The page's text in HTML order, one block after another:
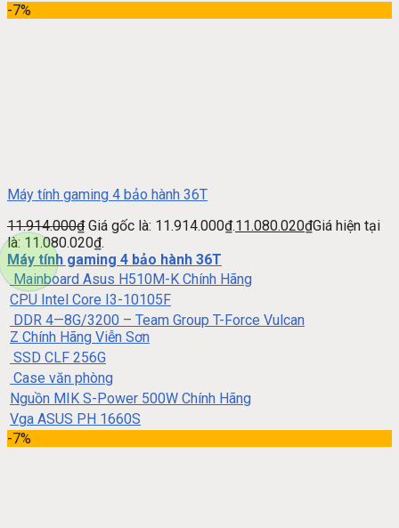
-7%
Máy tính gaming 4 bảo hành 36T
11.914.000₫ Giá gốc là: 11.914.000₫.11.080.020₫Giá hiện tại
là: 11.080.020₫.
Máy tính gaming 4 bảo hành 36T
Mainboard Asus H510M-K Chính Hãng
CPU Intel Core I3-10105F
DDR 4—8G/3200 – Team Group T-Force Vulcan
Z Chính Hãng Viễn Sơn
SSD CLF 256G
Case văn phòng
Nguồn MIK S-Power 500W Chính Hãng
Vga ASUS PH 1660S
-7%